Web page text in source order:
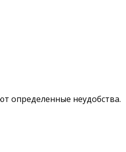
определенные неудобства.